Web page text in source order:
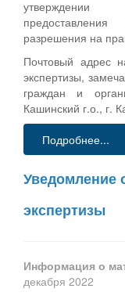
утверждении
разрешения на
Почтовый адрес
экспертизы,
граждан и
Кашинский г.о., г.
Подробнее...
Уведомление
экспертизы
Информация о
декабря 2022